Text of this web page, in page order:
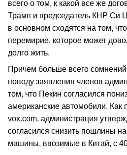
всего о том, к какой все же
Трамп и председатель КНР Си
в основном сходятся на том,
перемирие, которое может
долго жить.
Причем больше всего
поводу заявления членов
том, что Пекин согласился
американские автомобили. Как
vox.com, администрация
согласился снизить пошлины
машины, ввозимые в Китай, с